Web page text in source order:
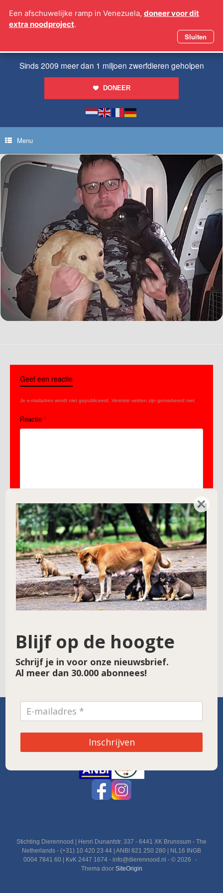
naar
Sinds 2009 meer dan 1 miljoen zwerfdieren geholpen
DONEER
Menu
Geef een reactie
Je e-mailadres wordt niet gepubliceerd. Vereiste velden zijn gemarkeerd met *
Reactie *
Naam*
E-mail*
Site
Stichting Dierennood | Henri Dunantstr. 337 - 6441 XK Brunssum - The
Netherlands - (+31) 10 420 23 44 | ANBI 821 250 280 | NL16 INGB
0004 7841 60 | KvK 2447 1674 - info@dierennood.nl - © 2026
Thema door SiteOrigin
Een afschuwelijke ramp in Venezuela, doneer voor dit
extra noodproject.
Sluiten
×
Blijf op de hoogte
Schrijf je in voor onze nieuwsbrief.
Al meer dan 30.000 abonnees!
Inschrijven